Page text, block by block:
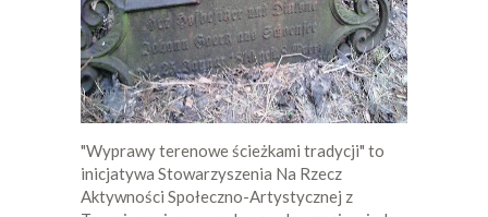
"Wyprawy terenowe ścieżkami tradycji" to
inicjatywa Stowarzyszenia Na Rzecz
Aktywności Społeczno-Artystycznej z